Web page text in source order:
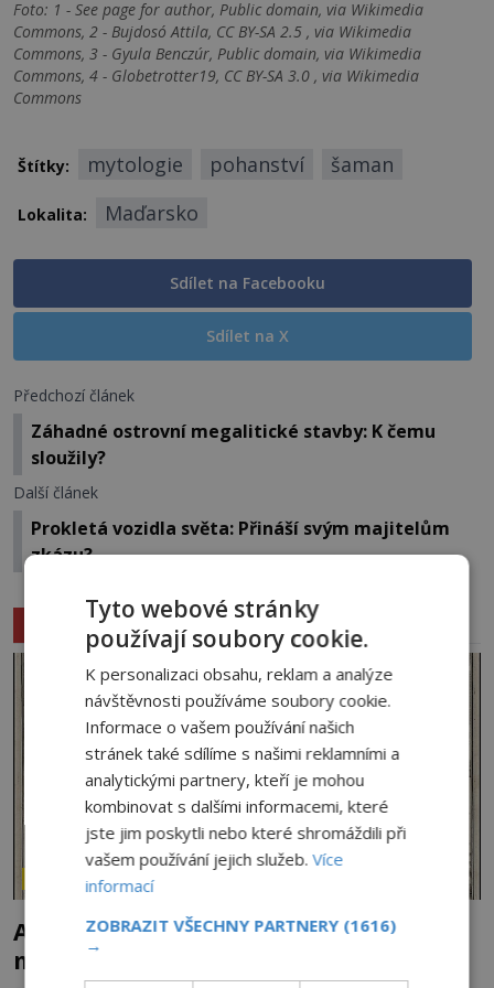
Foto: 1 - See page for author, Public domain, via Wikimedia
Commons, 2 - Bujdosó Attila, CC BY-SA 2.5 , via Wikimedia
Commons, 3 - Gyula Benczúr, Public domain, via Wikimedia
Commons, 4 - Globetrotter19, CC BY-SA 3.0 , via Wikimedia
Commons
Štítky: mytologie pohanství šaman
Lokalita: Maďarsko
Sdílet na Facebooku
Sdílet na X
Předchozí článek
Záhadné ostrovní megalitické stavby: K čemu
sloužily?
Další článek
Prokletá vozidla světa: Přináší svým majitelům
zkázu?
Související články
ZÁHADY HISTORIE
Ayia Napa: Kyperské vodní monstrum s
mírumilovnou povahou
Tyto webové stránky
používají soubory cookie.
K personalizaci obsahu, reklam a analýze
návštěvnosti používáme soubory cookie.
Informace o vašem používání našich
stránek také sdílíme s našimi reklamními a
analytickými partnery, kteří je mohou
kombinovat s dalšími informacemi, které
jste jim poskytli nebo které shromáždili při
vašem používání jejich služeb.Více
informací
ZOBRAZIT VŠECHNY PARTNERY (1616)
→